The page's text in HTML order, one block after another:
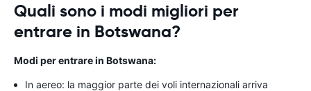
Quali sono i modi migliori per
entrare in Botswana?
Modi per entrare in Botswana:
In aereo: la maggior parte dei voli internazionali arriva